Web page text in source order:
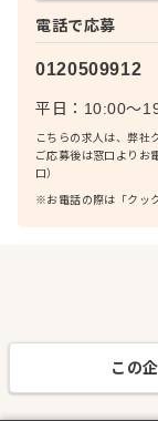
電話で応募
0120509912
平日：10:00〜
こちらの求人は、弊社
ご応募後は窓口よりお
口）
※お電話の際は「クッ
この